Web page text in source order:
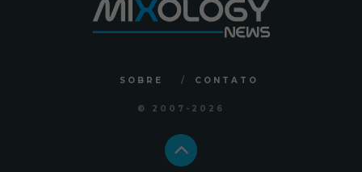
SOBRE CONTATO
© 2007 -2026